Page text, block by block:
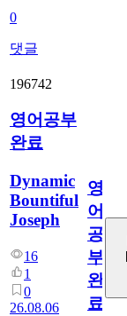
0
댓글
196742
영어공부
완료
Dynamic
Bountiful
Joseph
16
1
0
26.08.06
영
어
공
부
완
료